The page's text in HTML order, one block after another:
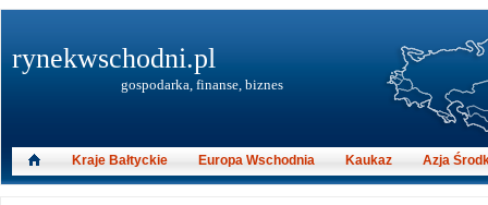
rynekwschodni.pl
gospodarka, finanse, biznes
Kraje Bałtyckie Europa Wschodnia Kaukaz Azja